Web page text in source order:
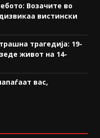
Возачите во
вистински
трагедија: 19-
живот на 14-
вас,